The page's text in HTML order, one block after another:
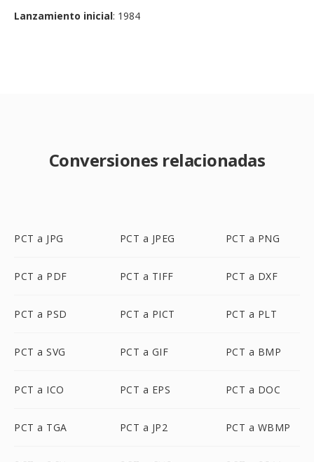
Lanzamiento inicial: 1984
Conversiones relacionadas
PCT a JPG PCT a JPEG PCT a PNG
PCT a PDF PCT a TIFF PCT a DXF
PCT a PSD PCT a PICT PCT a PLT
PCT a SVG PCT a GIF PCT a BMP
PCT a ICO PCT a EPS PCT a DOC
PCT a TGA PCT a JP2 PCT a WBMP